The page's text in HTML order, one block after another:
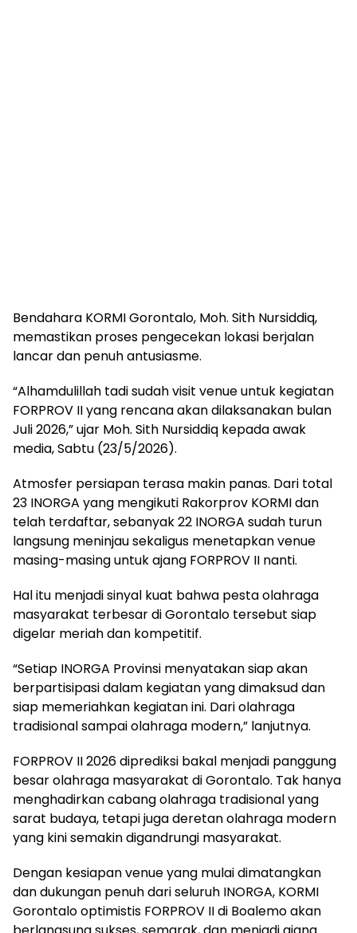
Bendahara KORMI Gorontalo, Moh. Sith Nursiddiq,
memastikan proses pengecekan lokasi berjalan
lancar dan penuh antusiasme.
“Alhamdulillah tadi sudah visit venue untuk kegiatan
FORPROV II yang rencana akan dilaksanakan bulan
Juli 2026,” ujar Moh. Sith Nursiddiq kepada awak
media, Sabtu (23/5/2026).
Atmosfer persiapan terasa makin panas. Dari total
23 INORGA yang mengikuti Rakorprov KORMI dan
telah terdaftar, sebanyak 22 INORGA sudah turun
langsung meninjau sekaligus menetapkan venue
masing-masing untuk ajang FORPROV II nanti.
Hal itu menjadi sinyal kuat bahwa pesta olahraga
masyarakat terbesar di Gorontalo tersebut siap
digelar meriah dan kompetitif.
“Setiap INORGA Provinsi menyatakan siap akan
berpartisipasi dalam kegiatan yang dimaksud dan
siap memeriahkan kegiatan ini. Dari olahraga
tradisional sampai olahraga modern,” lanjutnya.
FORPROV II 2026 diprediksi bakal menjadi panggung
besar olahraga masyarakat di Gorontalo. Tak hanya
menghadirkan cabang olahraga tradisional yang
sarat budaya, tetapi juga deretan olahraga modern
yang kini semakin digandrungi masyarakat.
Dengan kesiapan venue yang mulai dimatangkan
dan dukungan penuh dari seluruh INORGA, KORMI
Gorontalo optimistis FORPROV II di Boalemo akan